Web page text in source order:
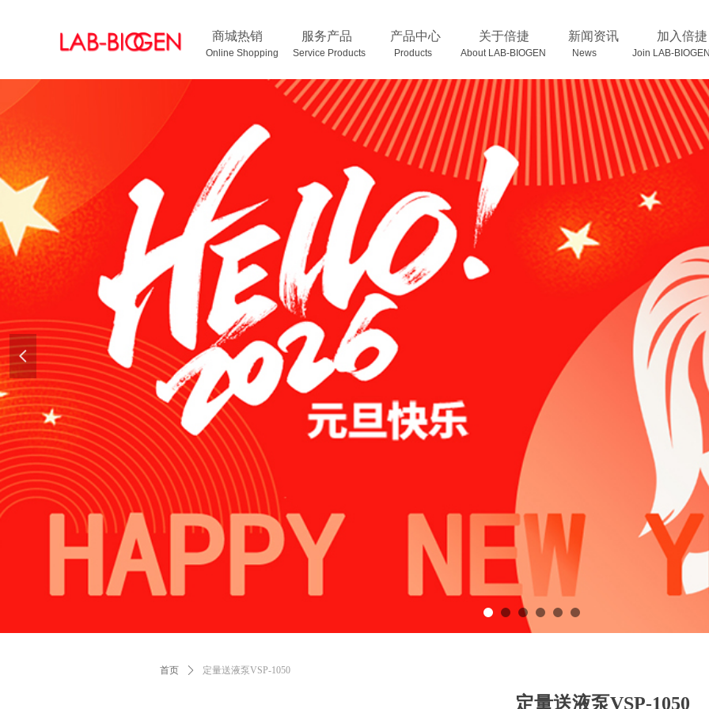
商城热销 服务产品 产品中心 关于倍捷 新闻资讯 加入倍捷
Online Shopping Service Products Products About LAB-BIOGEN News Join LAB-
넳
首页 ꄲ 定量送液泵VSP-1050
定量送液泵VSP-1050